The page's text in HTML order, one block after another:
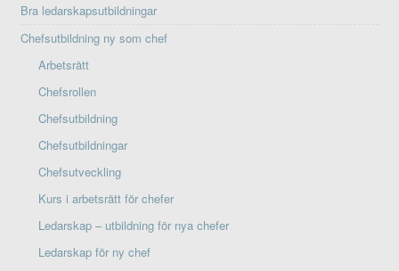
Bra ledarskapsutbildningar
Chefsutbildning ny som chef
Arbetsrätt
Chefsrollen
Chefsutbildning
Chefsutbildningar
Chefsutveckling
Kurs i arbetsrätt för chefer
Ledarskap – utbildning för nya chefer
Ledarskap för ny chef